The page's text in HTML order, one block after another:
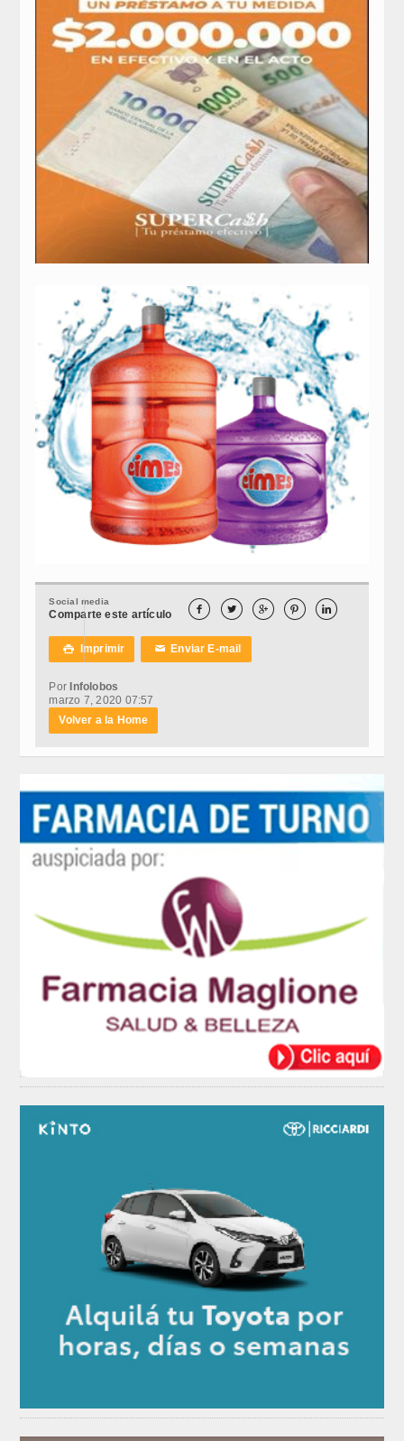
Social media
Comparte este artículo     
 Imprimir ✉Enviar E-mail
Por Infolobos
marzo 7, 2020 07:57
Volver a la Home